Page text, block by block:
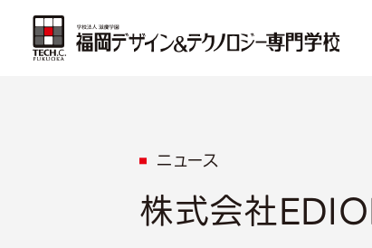
ニュース
株式会社